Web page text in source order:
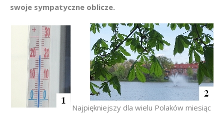
swoje sympatyczne oblicze.
Najpiękniejszy dla wielu Polaków miesiąc